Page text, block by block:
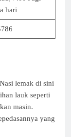
hari
lemak di sini
lauk seperti
masin.
yang